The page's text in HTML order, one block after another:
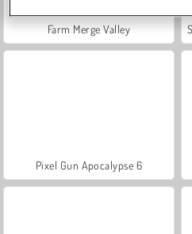
Farm Merge Valley
Pixel Gun Apocalypse 6